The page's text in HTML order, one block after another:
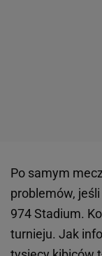
Po samym
problemów,
974 Stadium.
turnieju. Jak